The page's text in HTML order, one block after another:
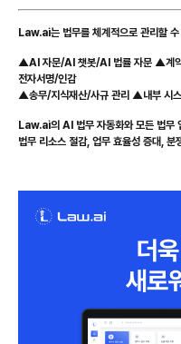
Law.ai는 법무를 체계적으로 관리할
▲AI 자문/AI 챗봇/AI 법률 자문 ▲계
전자서명/인감
▲송무/지식재산/사규 관리 ▲내부 시
Law.ai의 AI 법무 자동화와 모든 법무
법무 리소스 절감, 업무 효율성 증대,